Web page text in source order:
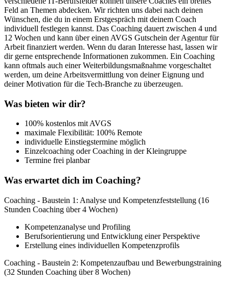
Feld an Themen abdecken. Wir richten uns dabei nach deinen
Wünschen, die du in einem Erstgespräch mit deinem Coach
individuell festlegen kannst. Das Coaching dauert zwischen 4 und
12 Wochen und kann über einen AVGS Gutschein der Agentur für
Arbeit finanziert werden. Wenn du daran Interesse hast, lassen wir
dir gerne entsprechende Informationen zukommen. Ein Coaching
kann oftmals auch einer Weiterbildungsmaßnahme vorgeschaltet
werden, um deine Arbeitsvermittlung von deiner Eignung und
deiner Motivation für die Tech-Branche zu überzeugen.
Was bieten wir dir?
100% kostenlos mit AVGS
maximale Flexibilität: 100% Remote
individuelle Einstiegstermine möglich
Einzelcoaching oder Coaching in der Kleingruppe
Termine frei planbar
Was erwartet dich im Coaching?
Coaching - Baustein 1: Analyse und Kompetenzfeststellung (16
Stunden Coaching über 4 Wochen)
Kompetenzanalyse und Profiling
Berufsorientierung und Entwicklung einer Perspektive
Erstellung eines individuellen Kompetenzprofils
Coaching - Baustein 2: Kompetenzaufbau und Bewerbungstraining
(32 Stunden Coaching über 8 Wochen)